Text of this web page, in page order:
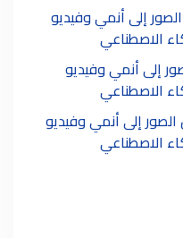
إلى أنمي وفيديو
إلى أنمي وفيديو
الصور إلى أنمي وفيديو